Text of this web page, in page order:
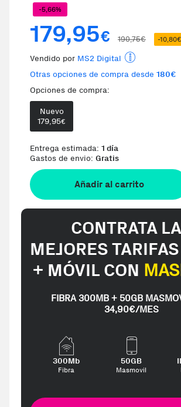
-5,66%
179,95€ 190,75€ -10,80€
Vendido por MS2 Digital
Otras opciones de compra desde 180€
Opciones de compra:
Nuevo
179,95€
Entrega estimada: 1 día
Gastos de envio: Gratis
Añadir al carrito
CONTRATA
MEJORES
+ MÓVIL CON
FIBRA 300MB + 50GB
34,90€/MES
300Mb
Fibra
50GB
Masmovil